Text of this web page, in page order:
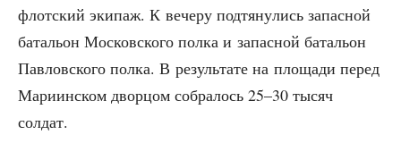
флот­ский эки­паж. К вече­ру под­тя­ну­лись запас­ной
бата­льон Мос­ков­ско­го пол­ка и запас­ной бата­льон
Пав­лов­ско­го пол­ка. В резуль­та­те на пло­ща­ди перед
Мари­ин­ском двор­цом собра­лось 25–30 тысяч
солдат.